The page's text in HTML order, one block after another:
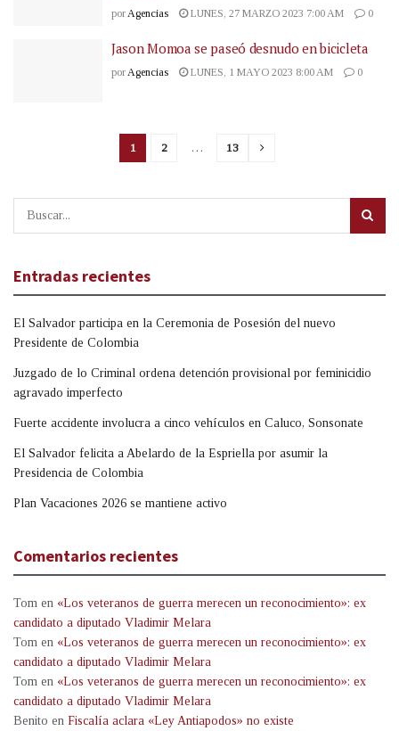
porAgencias LUNES, 27 MARZO 2023 7:00 AM 0
Jason Momoa se paseó desnudo en bicicleta
por Agencias LUNES, 1 MAYO 2023 8:00 AM 0
1 2 … 13
Entradas recientes
El Salvador participa en la Ceremonia de Posesión del nuevo
Presidente de Colombia
Juzgado de lo Criminal ordena detención provisional por feminicidio
agravado imperfecto
Fuerte accidente involucra a cinco vehículos en Caluco, Sonsonate
El Salvador felicita a Abelardo de la Espriella por asumir la
Presidencia de Colombia
Plan Vacaciones 2026 se mantiene activo
Comentarios recientes
Tom en «Los veteranos de guerra merecen un reconocimiento»: ex
candidato a diputado Vladimir Melara
Tom en «Los veteranos de guerra merecen un reconocimiento»: ex
candidato a diputado Vladimir Melara
Tom en «Los veteranos de guerra merecen un reconocimiento»: ex
candidato a diputado Vladimir Melara
Benito en Fiscalía aclara «Ley Antiapodos» no existe